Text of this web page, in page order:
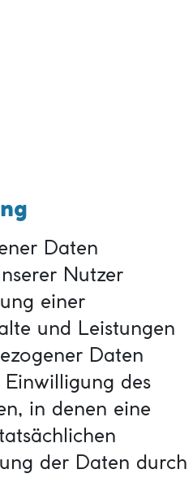
Daten
Nutzer
einer
und Leistungen
Daten
des
in denen eine
der Daten durch